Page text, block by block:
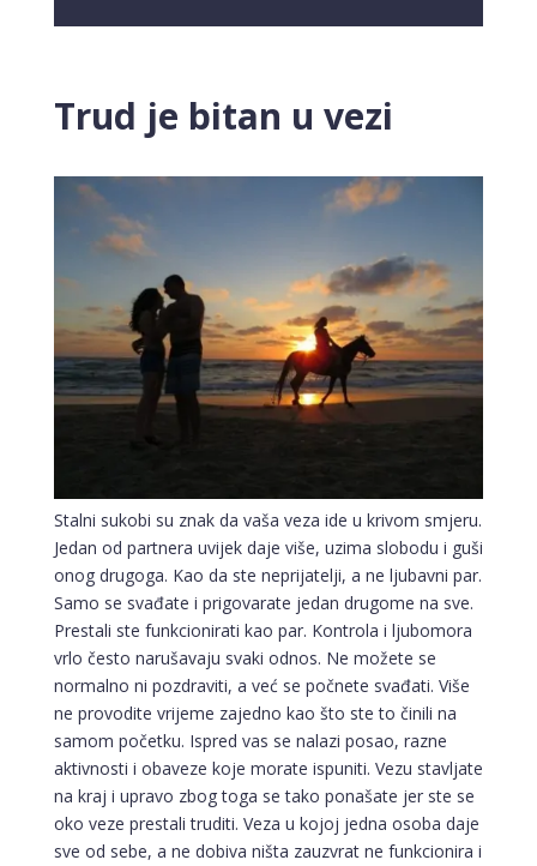
Trud je bitan u vezi
Stalni sukobi su znak da vaša veza ide u krivom smjeru.
Jedan od partnera uvijek daje više, uzima slobodu i guši
onog drugoga. Kao da ste neprijatelji, a ne ljubavni par.
Samo se svađate i prigovarate jedan drugome na sve.
Prestali ste funkcionirati kao par. Kontrola i ljubomora
vrlo često narušavaju svaki odnos. Ne možete se
normalno ni pozdraviti, a već se počnete svađati. Više
ne provodite vrijeme zajedno kao što ste to činili na
samom početku. Ispred vas se nalazi posao, razne
aktivnosti i obaveze koje morate ispuniti. Vezu stavljate
na kraj i upravo zbog toga se tako ponašate jer ste se
oko veze prestali truditi. Veza u kojoj jedna osoba daje
sve od sebe, a ne dobiva ništa zauzvrat ne funkcionira i